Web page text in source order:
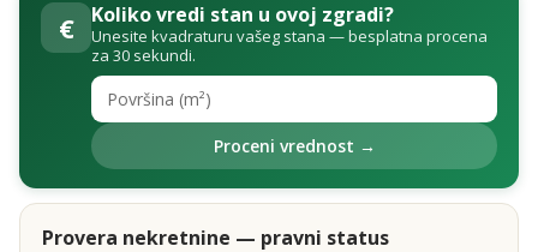
€ Koliko vredi stan u ovoj zgradi?
Unesite kvadraturu vašeg stana — besplatna procena
za 30 sekundi.
Proceni vrednost →
Provera nekretnine — pravni status